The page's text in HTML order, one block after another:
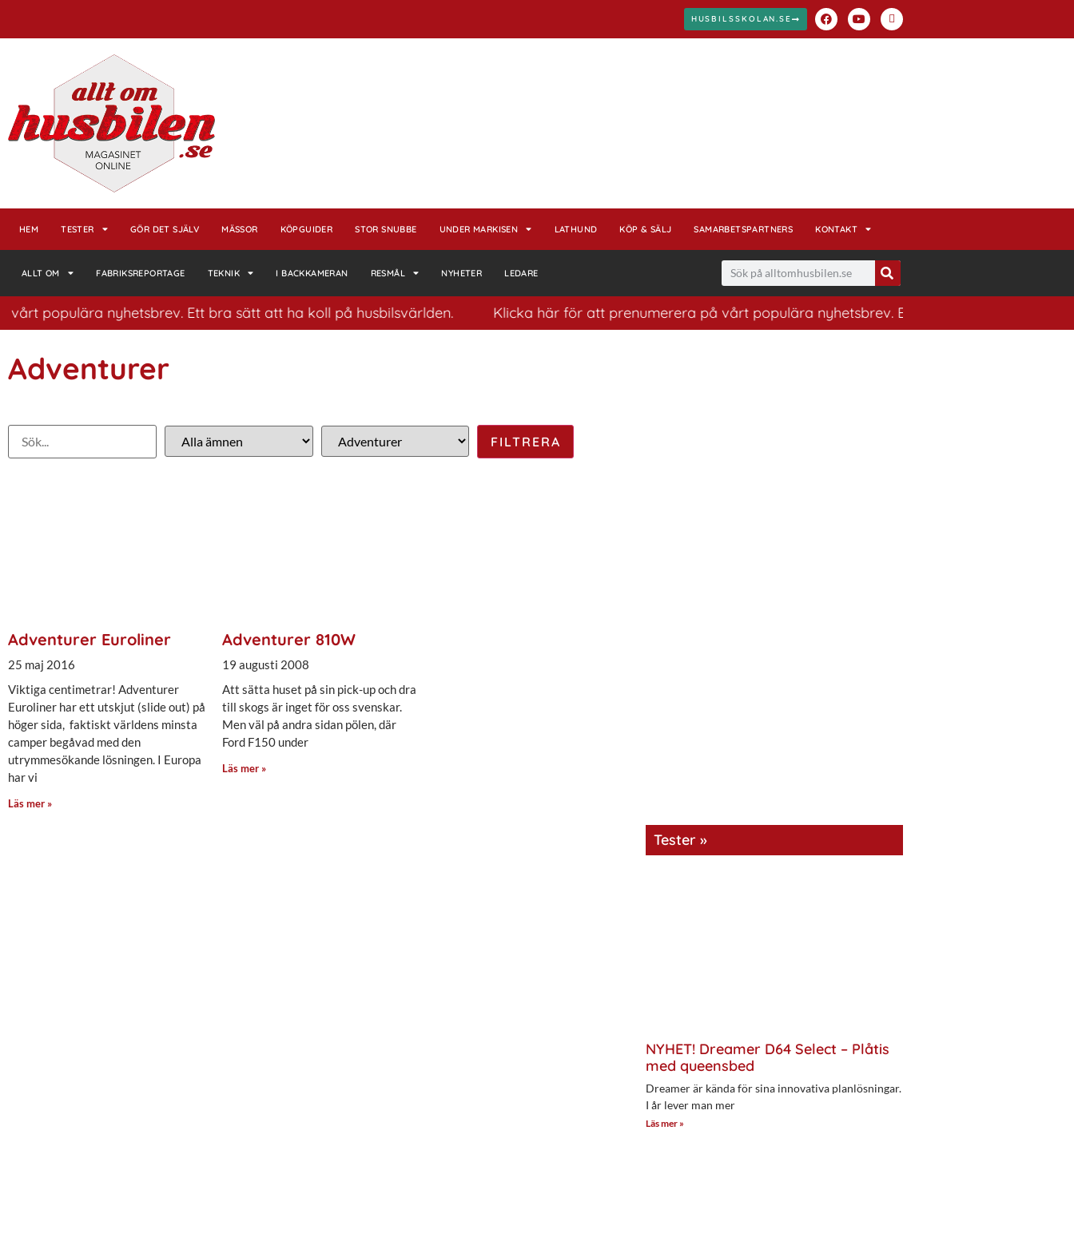
HUSBILSSKOLAN.SE
HEM TESTER GÖR DET SJÄLV MÄSSOR KÖPGUIDER STOR SNUBBE UNDER MARKISEN LATHUND KÖP & SÄLJ SAMARBETSPARTNERS KONTAKT
ALLT OM FABRIKSREPORTAGE TEKNIK I BACKKAMERAN RESMÅL NYHETER LEDARE
nyhetsbrev. Ett bra sätt att ha koll på husbilsvärlden. Klicka här för att prenumerera på vårt populära nyhetsbrev. Ett bra sätt att ha koll på
Adventurer
Adventurer Euroliner
25 maj 2016
Viktiga centimetrar! Adventurer
Euroliner har ett utskjut (slide out) på
höger sida, faktiskt världens minsta
camper begåvad med den
utrymmesökande lösningen. I Europa
har vi
Läs mer »
Adventurer 810W
19 augusti 2008
Att sätta huset på sin pick-up och dra
till skogs är inget för oss svenskar.
Men väl på andra sidan pölen, där
Ford F150 under
Läs mer »
Tester »
NYHET! Dreamer D64 Select – Plåtis
med queensbed
Dreamer är kända för sina innovativa planlösningar.
I år lever man mer
Läs mer »